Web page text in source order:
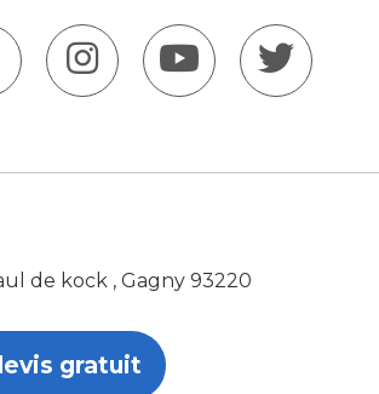
de kock , Gagny 93220
gratuit